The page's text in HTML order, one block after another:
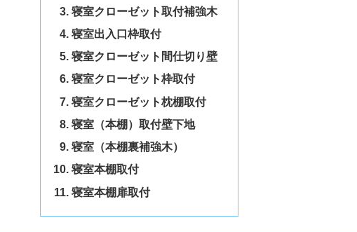
寝室クローゼット取付補強木
寝室出入口枠取付
寝室クローゼット間仕切り壁
寝室クローゼット枠取付
寝室クローゼット枕棚取付
寝室（本棚）取付壁下地
寝室（本棚裏補強木）
寝室本棚取付
寝室本棚扉取付